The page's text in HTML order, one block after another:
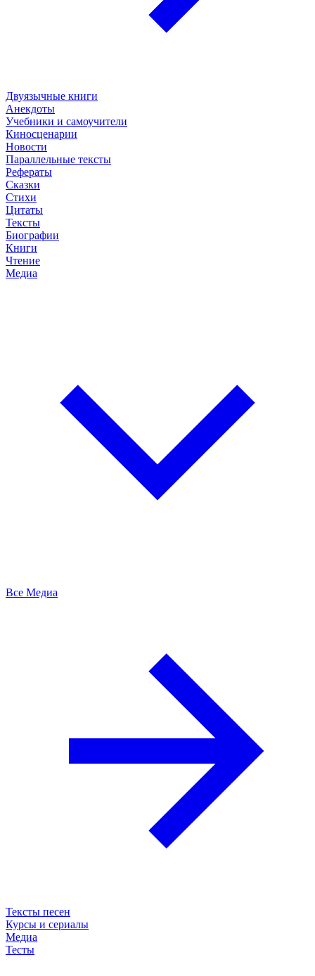
Двуязычные книги
Анекдоты
Учебники и самоучители
Киносценарии
Новости
Параллельные тексты
Рефераты
Сказки
Стихи
Цитаты
Тексты
Биографии
Книги
Чтение
Медиа
Все Медиа
Тексты песен
Курсы и сериалы
Медиа
Тесты